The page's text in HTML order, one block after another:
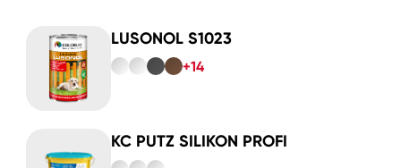
LUSONOL S1023
+14
KC PUTZ SILIKON PROFI